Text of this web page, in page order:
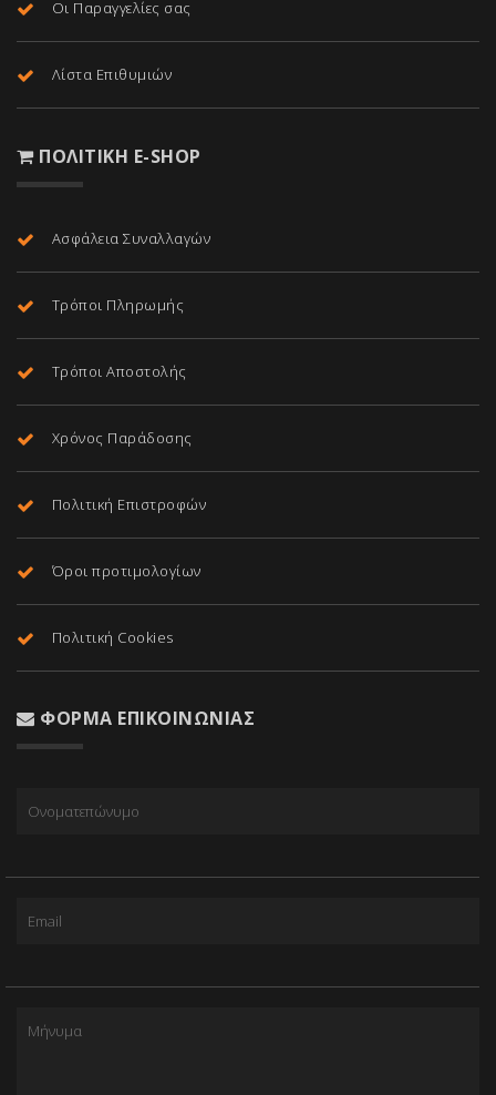
Οι Παραγγελίες σας
Λίστα Επιθυμιών
ΠΟΛΙΤΙΚΉ E-SHOP
Ασφάλεια Συναλλαγών
Τρόποι Πληρωμής
Τρόποι Αποστολής
Χρόνος Παράδοσης
Πολιτική Επιστροφών
Όροι προτιμολογίων
Πολιτική Cookies
ΦΌΡΜΑ ΕΠΙΚΟΙΝΩΝΊΑΣ